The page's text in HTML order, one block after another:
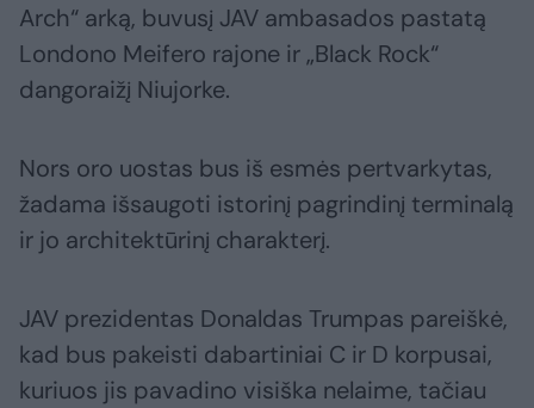
Arch“ arką, buvusį JAV ambasados pastatą
Londono Meifero rajone ir „Black Rock“
dangoraižį Niujorke.
Nors oro uostas bus iš esmės pertvarkytas,
žadama išsaugoti istorinį pagrindinį terminalą
ir jo architektūrinį charakterį.
JAV prezidentas Donaldas Trumpas pareiškė,
kad bus pakeisti dabartiniai C ir D korpusai,
kuriuos jis pavadino visiška nelaime, tačiau